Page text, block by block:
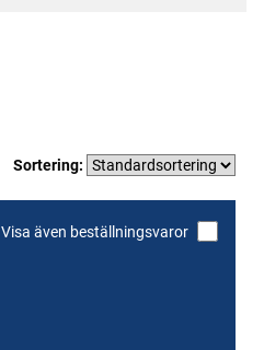
Sortering:
Visa även beställningsvaror